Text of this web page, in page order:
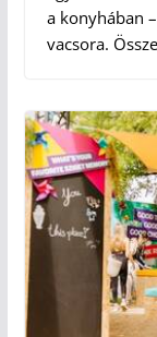
a konyhában
vacsora.